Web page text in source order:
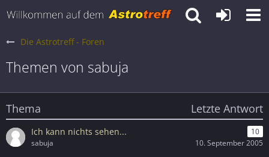
Die Astrotreff - Foren
Themen von sabuja
Thema Letzte Antwort
Ich kann nichts sehen...
10
sabuja
10. September 2005